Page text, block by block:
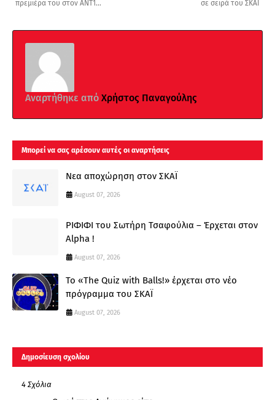
σε σειρά του ΣΚΑΙ
πρεμιέρα του στον ΑΝΤ1...
Αναρτήθηκε από Χρήστος Παναγούλης
Μπορεί να σας αρέσουν αυτές οι αναρτήσεις
Νεα αποχώρηση στον ΣΚΑΪ
August 07, 2026
ΡΙΦΙΦΙ του Σωτήρη Τσαφούλια – Έρχεται στον
Alpha !
August 07, 2026
Το «The Quiz with Balls!» έρχεται στο νέο
πρόγραμμα του ΣΚΑΪ
August 07, 2026
Δημοσίευση σχολίου
4 Σχόλια